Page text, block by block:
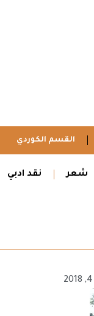
القسم الكوردي
شعر نقد ادبي